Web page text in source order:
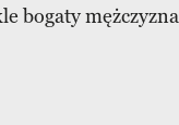
bogaty